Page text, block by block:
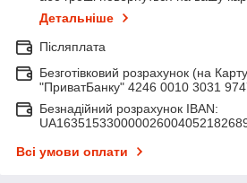
Детальніше
Післяплата
Безготівковий розрахунок (на
"ПриватБанку" 4246 0010 3031
Безнадійний розрахунок IBAN:
Всі умови оплати